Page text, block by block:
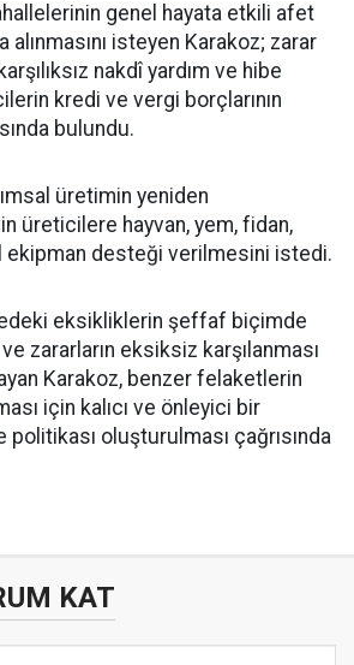
genel hayata etkili afet
alınmasını isteyen Karakoz; zarar
nakdî yardım ve hibe
kredi ve vergi borçlarının
bulundu.
üretimin yeniden
üreticilere hayvan, yem, fidan,
ekipman desteği verilmesini istedi.
eksikliklerin şeffaf biçimde
ve zararların eksiksiz karşılanması
Karakoz, benzer felaketlerin
için kalıcı ve önleyici bir
politikası oluşturulması çağrısında
KAT